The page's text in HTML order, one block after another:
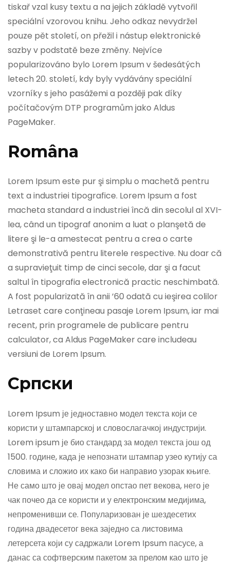
tiskař vzal kusy textu a na jejich základě vytvořil
speciální vzorovou knihu. Jeho odkaz nevydržel
pouze pět století, on přežil i nástup elektronické
sazby v podstatě beze změny. Nejvíce
popularizováno bylo Lorem Ipsum v šedesátých
letech 20. století, kdy byly vydávány speciální
vzorníky s jeho pasážemi a později pak díky
počítačovým DTP programům jako Aldus
PageMaker.
Româna
Lorem Ipsum este pur şi simplu o machetă pentru
text a industriei tipografice. Lorem Ipsum a fost
macheta standard a industriei încă din secolul al XVI-
lea, când un tipograf anonim a luat o planşetă de
litere şi le-a amestecat pentru a crea o carte
demonstrativă pentru literele respective. Nu doar că
a supravieţuit timp de cinci secole, dar şi a facut
saltul în tipografia electronică practic neschimbată.
A fost popularizată în anii ’60 odată cu ieşirea colilor
Letraset care conţineau pasaje Lorem Ipsum, iar mai
recent, prin programele de publicare pentru
calculator, ca Aldus PageMaker care includeau
versiuni de Lorem Ipsum.
Српски
Lorem Ipsum је једноставно модел текста који се
користи у штампарској и словослагачкој индустрији.
Lorem ipsum је био стандард за модел текста још од
1500. године, када је непознати штампар узео кутију са
словима и сложио их како би направио узорак књиге.
Не само што је овај модел опстао пет векова, него је
чак почео да се користи и у електронским медијима,
непроменивши се. Популаризован је шездесетих
година двадесетог века заједно са листовима
летерсета који су садржали Lorem Ipsum пасусе, а
данас са софтверским пакетом за прелом као што је